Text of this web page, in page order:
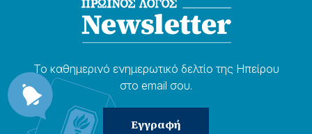
Το καθημερɩνό ενημερωτɩκό δελτίο της Ηπείρου
στο email σου.